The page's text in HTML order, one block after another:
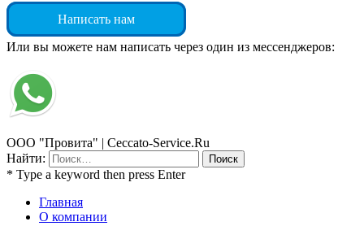
Написать нам
Или вы можете нам написать через один из мессенджеров:
ООО "Провита" | Ceccato-Service.Ru
Найти:
* Type a keyword then press Enter
Главная
О компании